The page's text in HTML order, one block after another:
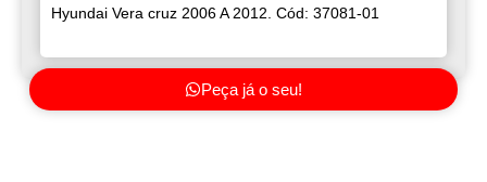
Hyundai Vera cruz 2006 A 2012. Cód: 37081-01
Peça já o seu!